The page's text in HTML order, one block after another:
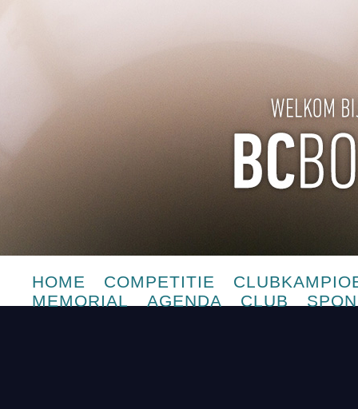
HOME COMPETITIE
MEMORIAL
AGENDA CLUB